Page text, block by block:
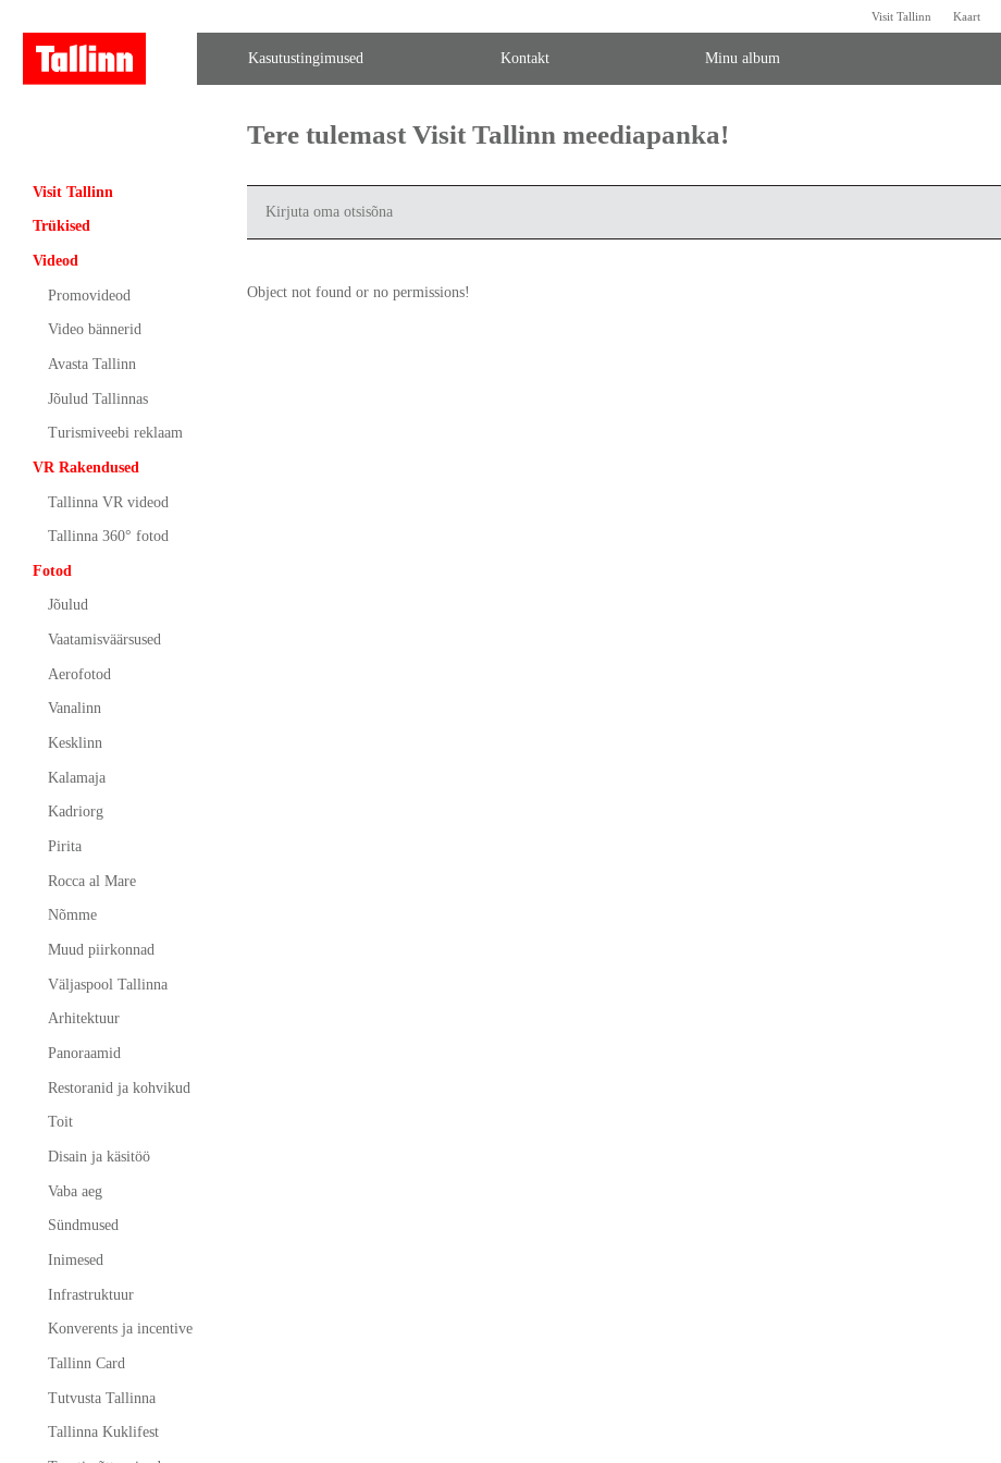
Visit Tallinn Kaart
Kasutustingimused Kontakt Minu album
Visit Tallinn
Trükised
Videod
Promovideod
Video bännerid
Avasta Tallinn
Jõulud Tallinnas
Turismiveebi reklaam
VR Rakendused
Tallinna VR videod
Tallinna 360° fotod
Fotod
Jõulud
Vaatamisväärsused
Aerofotod
Vanalinn
Kesklinn
Kalamaja
Kadriorg
Pirita
Rocca al Mare
Nõmme
Muud piirkonnad
Väljaspool Tallinna
Arhitektuur
Panoraamid
Restoranid ja kohvikud
Toit
Disain ja käsitöö
Vaba aeg
Sündmused
Inimesed
Infrastruktuur
Konverents ja incentive
Tallinn Card
Tutvusta Tallinna
Tallinna Kuklifest
Tere tulemast Visit Tallinn meediapanka!
Object not found or no permissions!